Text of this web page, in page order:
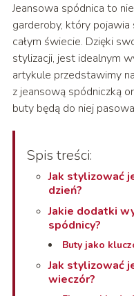
Jeansowa spódnica to
garderoby, który pojawia
całym świecie. Dzięki
stylizacji, jest idealnym
artykule przedstawimy
z jeansową spódniczką
buty będą do niej
Spis treści:
Jak stylizować
dzień?
Jakie dodatki
spódnicy?
Buty jako
Jak stylizować
wieczór?